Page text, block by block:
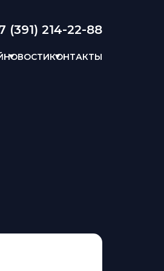
(391) 214-22-88
НОВОСТИКОНТАКТЫ